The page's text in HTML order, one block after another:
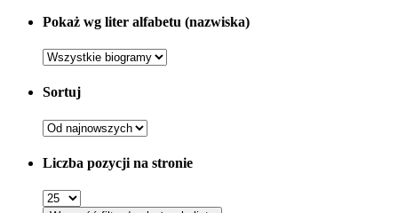
Pokaż wg liter alfabetu (nazwiska)
Sortuj
Liczba pozycji na stronie